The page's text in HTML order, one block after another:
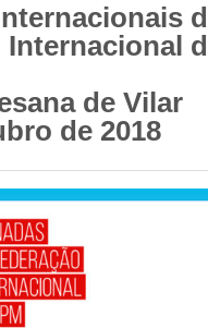
Internacional
de Vilar
de 2018